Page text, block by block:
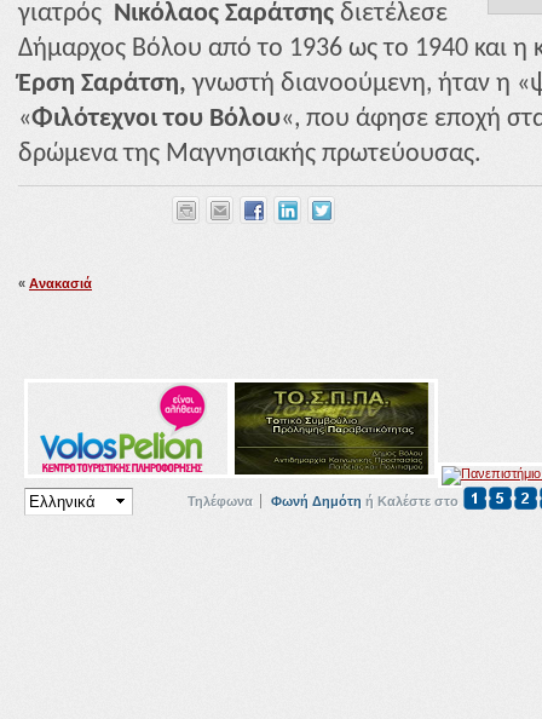
γιατρός Νικόλαος Σαράτσης διετέλεσε
Δήμαρχος Βόλου από το 1936 ως το 1940 και η
Έρση Σαράτση, γνωστή διανοούμενη, ήταν η
«Φιλότεχνοι του Βόλου«, που άφησε εποχή
δρώμενατης Μαγνησιακής πρωτεύουσας.
« Ανακασιά
Τηλέφωνα Φωνή Δημότη ή Καλέστε στο